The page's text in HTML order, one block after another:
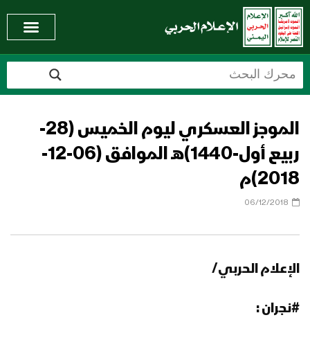
الموجز العسكري ليوم الخميس (28-
ربيع أول-1440)هـ الموافق (06-12-
2018)م
06/12/2018
الإعلام الحربي/
#نجران :